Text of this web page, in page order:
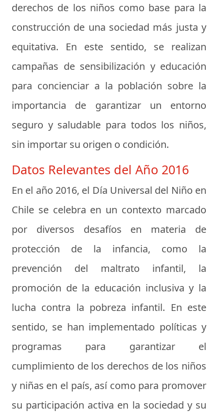
derechos de los niños como base para la
construcción de una sociedad más justa y
equitativa. En este sentido, se realizan
campañas de sensibilización y educación
para concienciar a la población sobre la
importancia de garantizar un entorno
seguro y saludable para todos los niños,
sin importar su origen o condición.
Datos Relevantes del Año 2016
En el año 2016, el Día Universal del Niño en
Chile se celebra en un contexto marcado
por diversos desafíos en materia de
protección de la infancia, como la
prevención del maltrato infantil, la
promoción de la educación inclusiva y la
lucha contra la pobreza infantil. En este
sentido, se han implementado políticas y
programas para garantizar el
cumplimiento de los derechos de los niños
y niñas en el país, así como para promover
su participación activa en la sociedad y su